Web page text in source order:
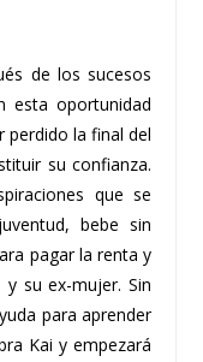
de los sucesos
esta oportunidad
perdido la final del
su confianza.
que se
bebe sin
pagar la renta y
su ex-mujer. Sin
para aprender
Kai y empezará